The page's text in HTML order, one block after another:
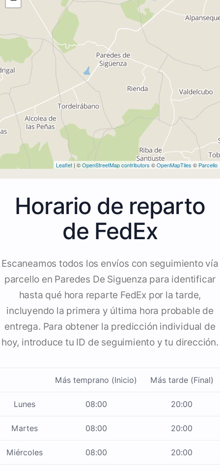
Leaflet | ©OpenStreetMap contributors ©OpenMapTiles © Parcello
Horario de reparto
de FedEx
Escaneamos todos los envíos con seguimiento vía
parcello en Paredes De Siguenza para identificar
hasta qué hora reparte FedEx por la tarde,
incluyendo la primera y última hora probable de
entrega. Para obtener la predicción individual de
hoy, introduce tu ID de seguimiento y tu dirección.
Más temprano (Inicio) Más tarde (Final)
Lunes 08:00 20:00
Martes 08:00 20:00
Miércoles 08:00 20:00